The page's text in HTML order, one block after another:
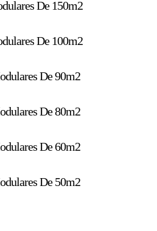
De 150m2
De 100m2
De 90m2
De 80m2
De 60m2
De 50m2